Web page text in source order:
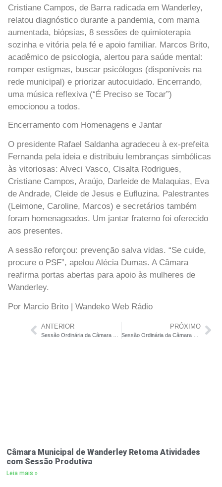
Cristiane Campos, de Barra radicada em Wanderley,
relatou diagnóstico durante a pandemia, com mama
aumentada, biópsias, 8 sessões de quimioterapia
sozinha e vitória pela fé e apoio familiar. Marcos Brito,
acadêmico de psicologia, alertou para saúde mental:
romper estigmas, buscar psicólogos (disponíveis na
rede municipal) e priorizar autocuidado. Encerrando,
uma música reflexiva (“É Preciso se Tocar”)
emocionou a todos.
Encerramento com Homenagens e Jantar
O presidente Rafael Saldanha agradeceu à ex-prefeita
Fernanda pela ideia e distribuiu lembranças simbólicas
às vitoriosas: Alveci Vasco, Cisalta Rodrigues,
Cristiane Campos, Araújo, Darleide de Malaquias, Eva
de Andrade, Cleide de Jesus e Eufluzina. Palestrantes
(Leimone, Caroline, Marcos) e secretários também
foram homenageados. Um jantar fraterno foi oferecido
aos presentes.
A sessão reforçou: prevenção salva vidas. “Se cuide,
procure o PSF”, apelou Alécia Dumas. A Câmara
reafirma portas abertas para apoio às mulheres de
Wanderley.
Por Marcio Brito | Wandeko Web Rádio
ANTERIOR PRÓXIMO
Câmara Municipal de Wanderley Retoma Atividades
com Sessão Produtiva
Leia mais »